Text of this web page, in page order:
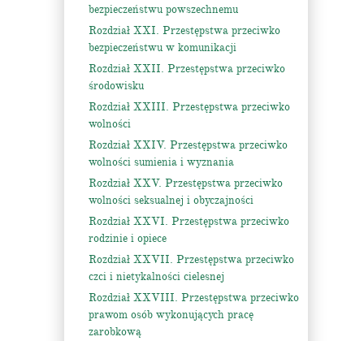
bezpieczeństwu powszechnemu
Rozdział XXI. Przestępstwa przeciwko
bezpieczeństwu w komunikacji
Rozdział XXII. Przestępstwa przeciwko
środowisku
Rozdział XXIII. Przestępstwa przeciwko
wolności
Rozdział XXIV. Przestępstwa przeciwko
wolności sumienia i wyznania
Rozdział XXV. Przestępstwa przeciwko
wolności seksualnej i obyczajności
Rozdział XXVI. Przestępstwa przeciwko
rodzinie i opiece
Rozdział XXVII. Przestępstwa przeciwko
czci i nietykalności cielesnej
Rozdział XXVIII. Przestępstwa przeciwko
prawom osób wykonujących pracę
zarobkową